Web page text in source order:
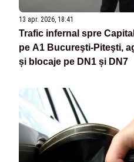
13 apr. 2026, 18:41
Trafic infernal spre
pe A1 Bucureşti-Piteşti,
și blocaje pe DN1 și DN7